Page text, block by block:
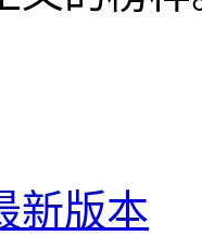
新版本